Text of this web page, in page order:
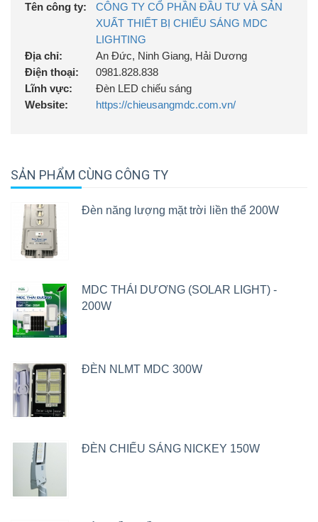
Tên công ty:
CÔNG TY CỔ PHẦN ĐẦU TƯ VÀ SẢN
XUẤT THIẾT BỊ CHIẾU SÁNG MDC
LIGHTING
Địa chỉ:
An Đức, Ninh Giang, Hải Dương
Điện thoại:
0981.828.838
Lĩnh vực:
Đèn LED chiếu sáng
Website:
https://chieusangmdc.com.vn/
SẢN PHẨM CÙNG CÔNG TY
Đèn năng lượng mặt trời liền thể 200W
MDC THÁI DƯƠNG (SOLAR LIGHT) -
200W
ĐÈN NLMT MDC 300W
ĐÈN CHIẾU SÁNG NICKEY 150W